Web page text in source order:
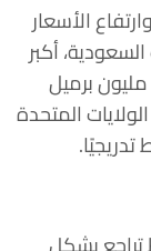
الأسعار
أكبر
برميل
المتحدة